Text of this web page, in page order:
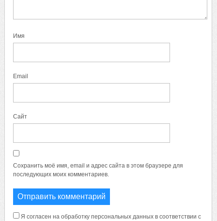
Имя
Email
Сайт
Сохранить моё имя, email и адрес сайта в этом браузере для
последующих моих комментариев.
Я согласен на обработку персональных данных в соответствии с